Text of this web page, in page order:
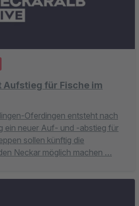
Aufstieg für Fische im
Oferdingen entsteht nach
ein neuer Auf- und -abstieg für
sollen künftig die
Neckar möglich machen …